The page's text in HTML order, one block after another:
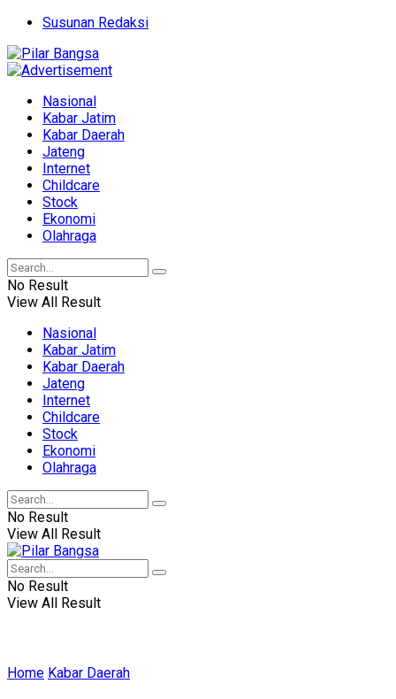
Susunan Redaksi
Nasional
Kabar Jatim
Kabar Daerah
Jateng
Internet
Childcare
Stock
Ekonomi
Olahraga
No Result
View All Result
Nasional
Kabar Jatim
Kabar Daerah
Jateng
Internet
Childcare
Stock
Ekonomi
Olahraga
No Result
View All Result
No Result
View All Result
Home Kabar Daerah